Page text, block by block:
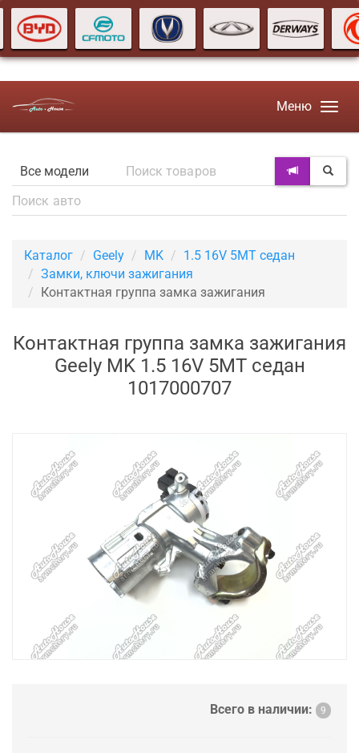
Меню
Каталог Geely MK
1.5 16V 5MT седан
Замки, ключи зажигания
Контактная группа замка зажигания
Контактная группа замка зажигания
Geely MK 1.5 16V 5MT седан
1017000707
Всего в наличии: 9